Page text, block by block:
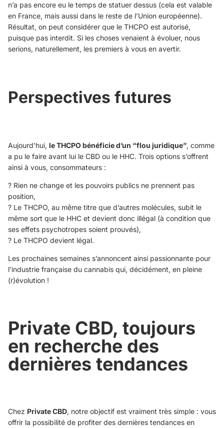
n’a pas encore eu le temps de statuer dessus (cela est valable
en France, mais aussi dans le reste de l’Union européenne).
Résultat, on peut considérer que le THCPO est autorisé,
puisque pas interdit. Si les choses venaient à évoluer, nous
serions, naturellement, les premiers à vous en avertir.
Perspectives futures
Aujourd’hui, le THCPO bénéficie d’un “flou juridique”, comme
a pu le faire avant lui le CBD ou le HHC. Trois options s’offrent
ainsi à vous, consommateurs :
? Rien ne change et les pouvoirs publics ne prennent pas
position,
? Le THCPO, au même titre que d’autres molécules, subit le
même sort que le HHC et devient donc illégal (à condition que
ses effets psychotropes soient prouvés),
? Le THCPO devient légal.
Les prochaines semaines s’annoncent ainsi passionnante pour
l’industrie française du cannabis qui, décidément, en pleine
(r)évolution !
Private CBD, toujours
en recherche des
dernières tendances
Chez Private CBD, notre objectif est vraiment très simple : vous
offrir la possibilité de profiter des dernières tendances en